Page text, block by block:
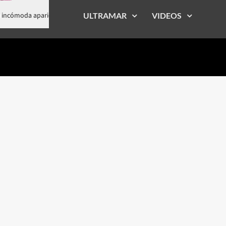
marca incómoda aparición junto a la comisionada del NYPD
ULTRAMAR VIDEOS